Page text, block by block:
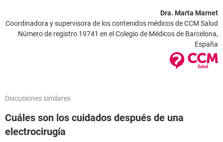
Dra. Marta Marnet
Coordinadora y supervisora de los contenidos médicos de CCM Salud
Número de registro 19741 en el Colegio de Médicos de Barcelona,
España
Discusiones similares
Cuáles son los cuidados después de una
electrocirugía